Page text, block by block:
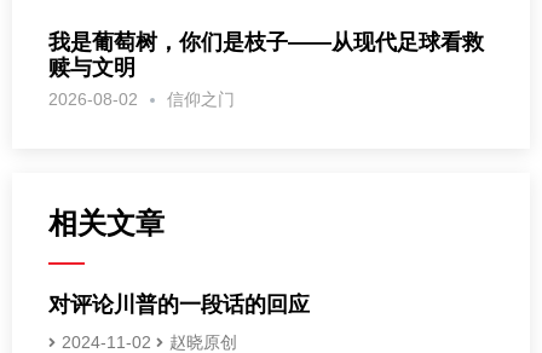
我是葡萄树，你们是枝子——从现代足球看救
赎与文明
2026-08-02 信仰之门
相关文章
对评论川普的一段话的回应
2024-11-02 赵晓原创